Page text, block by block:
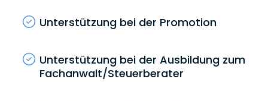
entwickeln können.
Counsel
Unterstützung bei der Promotion
Unterstützung bei der Ausbildung zum
Fachanwalt/Steuerberater